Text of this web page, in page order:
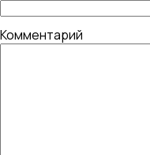
Комментарий